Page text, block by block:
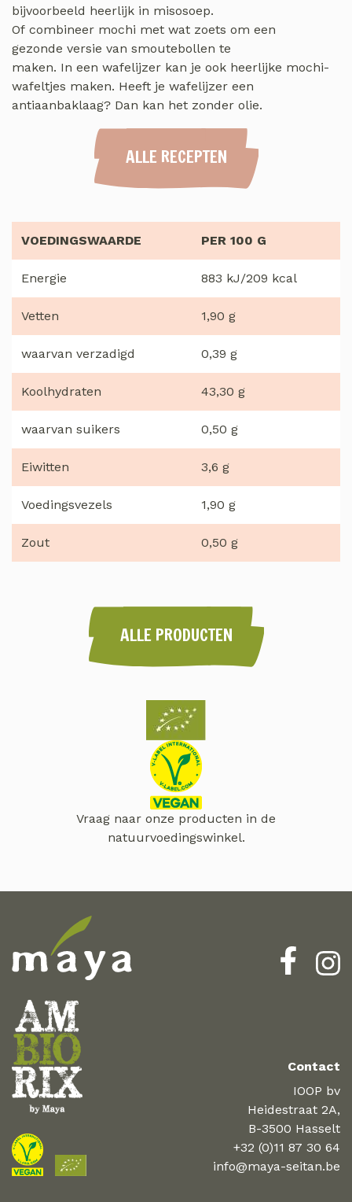
bijvoorbeeld heerlijk in misosoep.
Of combineer mochi met wat zoets om een
gezonde versie van smoutebollen te
maken. In een wafelijzer kan je ook heerlijke mochi-
wafeltjes maken. Heeft je wafelijzer een
antiaanbaklaag? Dan kan het zonder olie.
ALLE RECEPTEN
VOEDINGSWAARDE PER 100 G
Energie 883 kJ/209 kcal
Vetten 1,90 g
waarvan verzadigd 0,39 g
Koolhydraten 43,30 g
waarvan suikers 0,50 g
Eiwitten 3,6 g
Voedingsvezels 1,90 g
Zout 0,50 g
ALLE PRODUCTEN
Vraag naar onze producten in de
natuurvoedingswinkel.
Contact
IOOP bv
Heidestraat 2A,
B-3500 Hasselt
+32 (0)11 87 30 64
info@maya-seitan.be